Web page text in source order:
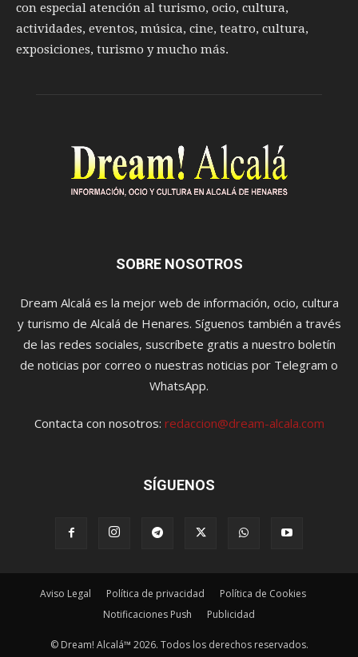
con especial atención al turismo, ocio, cultura,
actividades, eventos, música, cine, teatro, cultura,
exposiciones, turismo y mucho más.
SOBRE NOSOTROS
Dream Alcalá es la mejor web de información, ocio, cultura
y turismo de Alcalá de Henares. Síguenos también a través
de las redes sociales, suscríbete gratis a nuestro boletín
de noticias por correo o nuestras noticias por Telegram o
WhatsApp.
Contacta con nosotros: redaccion@dream-alcala.com
SÍGUENOS
Aviso Legal Política de privacidad
Política de Cookies
Notificaciones Push
Publicidad
© Dream! Alcalá™ 2026. Todos los derechos reservados.